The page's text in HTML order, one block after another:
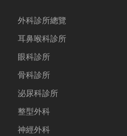
外科診所總覽
耳鼻喉科診所
眼科診所
骨科診所
泌尿科診所
整型外科
神經外科